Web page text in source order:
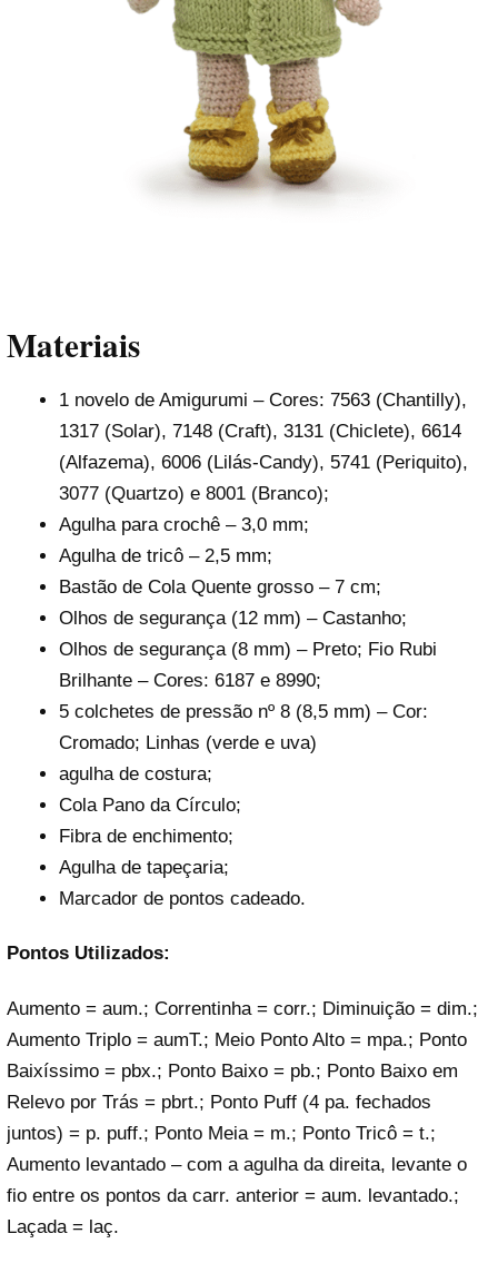
Materiais
1 novelo de Amigurumi – Cores: 7563 (Chantilly),
1317 (Solar), 7148 (Craft), 3131 (Chiclete), 6614
(Alfazema), 6006 (Lilás-Candy), 5741 (Periquito),
3077 (Quartzo) e 8001 (Branco);
Agulha para crochê – 3,0 mm;
Agulha de tricô – 2,5 mm;
Bastão de Cola Quente grosso – 7 cm;
Olhos de segurança (12 mm) – Castanho;
Olhos de segurança (8 mm) – Preto; Fio Rubi
Brilhante – Cores: 6187 e 8990;
5 colchetes de pressão nº 8 (8,5 mm) – Cor:
Cromado; Linhas (verde e uva)
agulha de costura;
Cola Pano da Círculo;
Fibra de enchimento;
Agulha de tapeçaria;
Marcador de pontos cadeado.
Pontos Utilizados:
Aumento = aum.; Correntinha = corr.; Diminuição = dim.;
Aumento Triplo = aumT.; Meio Ponto Alto = mpa.; Ponto
Baixíssimo = pbx.; Ponto Baixo = pb.; Ponto Baixo em
Relevo por Trás = pbrt.; Ponto Puff (4 pa. fechados
juntos) = p. puff.; Ponto Meia = m.; Ponto Tricô = t.;
Aumento levantado – com a agulha da direita, levante o
fio entre os pontos da carr. anterior = aum. levantado.;
Laçada = laç.